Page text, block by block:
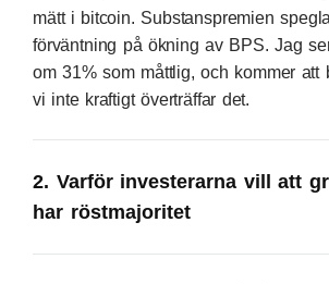
mätt i bitcoin. Substanspremien
förväntning på ökning av BPS. Jag
om 31% som måttlig, och kommer att
vi inte kraftigt överträffar det.
2. Varför investerarna vill att
har röstmajoritet